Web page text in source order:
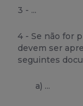
3 - ...
4 - Se não for
devem ser
seguintes
a) ...